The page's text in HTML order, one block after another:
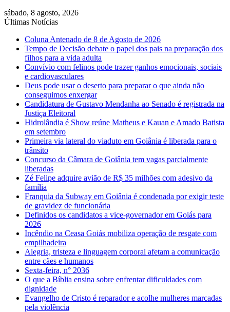
sábado, 8 agosto, 2026
Últimas Notícias
Coluna Antenado de 8 de Agosto de 2026
Tempo de Decisão debate o papel dos pais na preparação dos
filhos para a vida adulta
Convívio com felinos pode trazer ganhos emocionais, sociais
e cardiovasculares
Deus pode usar o deserto para preparar o que ainda não
conseguimos enxergar
Candidatura de Gustavo Mendanha ao Senado é registrada na
Justiça Eleitoral
Hidrolândia é Show reúne Matheus e Kauan e Amado Batista
em setembro
Primeira via lateral do viaduto em Goiânia é liberada para o
trânsito
Concurso da Câmara de Goiânia tem vagas parcialmente
liberadas
Zé Felipe adquire avião de R$ 35 milhões com adesivo da
família
Franquia da Subway em Goiânia é condenada por exigir teste
de gravidez de funcionária
Definidos os candidatos a vice-governador em Goiás para
2026
Incêndio na Ceasa Goiás mobiliza operação de resgate com
empilhadeira
Alegria, tristeza e linguagem corporal afetam a comunicação
entre cães e humanos
Sexta-feira, n° 2036
O que a Bíblia ensina sobre enfrentar dificuldades com
dignidade
Evangelho de Cristo é reparador e acolhe mulheres marcadas
pela violência